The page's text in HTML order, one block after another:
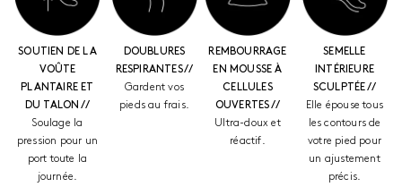
SOUTIEN DE LA
VOÛTE
PLANTAIRE ET
DU TALON //
Soulage la
pression pour un
port toute la
journée.
DOUBLURES
RESPIRANTES //
Gardent vos
pieds au frais.
REMBOURRAGE
EN MOUSSE À
CELLULES
OUVERTES //
Ultra-doux et
réactif.
SEMELLE
INTÉRIEURE
SCULPTÉE //
Elle épouse tous
les contours de
votre pied pour
un ajustement
précis.